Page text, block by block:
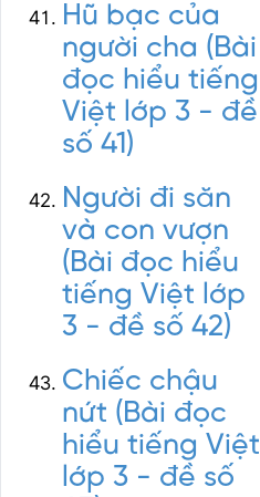
Hũ bạc của
người cha (Bài
đọc hiểu tiếng
Việt lớp 3 - đề
số 41)
Người đi săn
và con vượn
(Bài đọc hiểu
tiếng Việt lớp
3 - đề số 42)
Chiếc chậu
nứt (Bài đọc
hiểu tiếng Việt
lớp 3 - đề số